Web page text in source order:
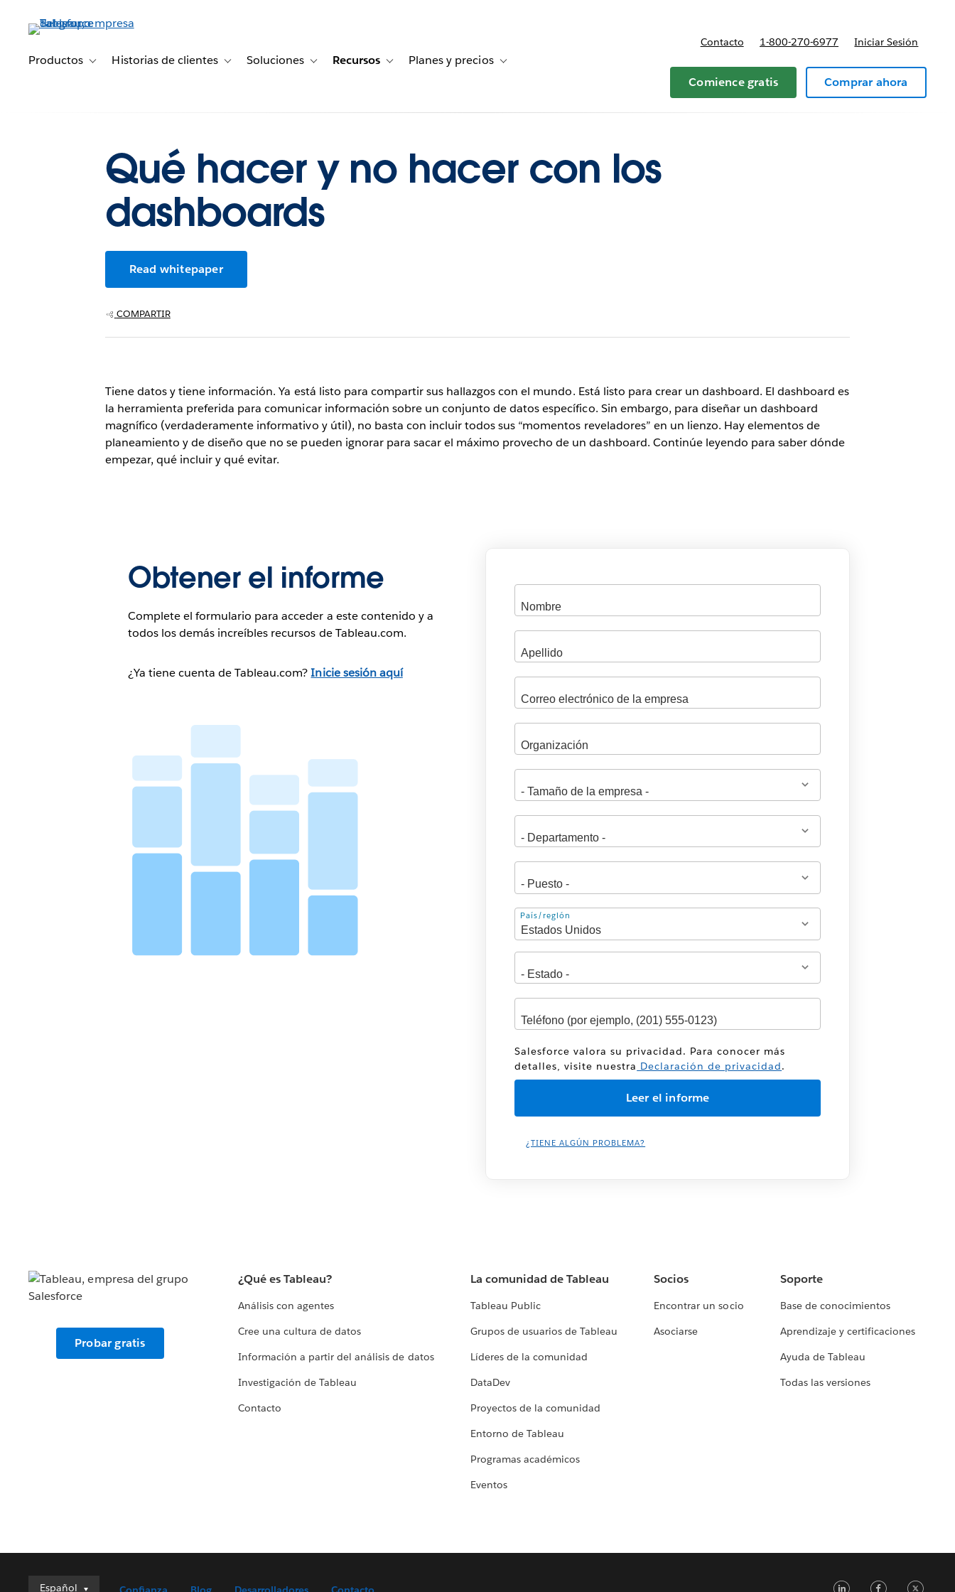
principalProductos Toggle sub-navigation for Productos
Historias de clientes Toggle sub-navigation for Historias de clientes
Soluciones Toggle sub-navigation for Soluciones
Recursos Toggle sub-navigation for Recursos
Planes y precios Toggle sub-navigation for Planes y precios
Contacto 1-800-270-6977 Iniciar Sesión
Comience gratis Comprar ahora
Qué hacer y no hacer con los
dashboards
Read whitepaper
COMPARTIR
Tiene datos y tiene información. Ya está listo para compartir sus hallazgos con el mundo. Está listo para crear un dashboard. El dashboard es
la herramienta preferida para comunicar información sobre un conjunto de datos específico. Sin embargo, para diseñar un dashboard
magnífico (verdaderamente informativo y útil), no basta con incluir todos sus “momentos reveladores” en un lienzo. Hay elementos de
planeamiento y de diseño que no se pueden ignorar para sacar el máximo provecho de un dashboard. Continúe leyendo para saber dónde
empezar, qué incluir y qué evitar.
Obtener el informe
Complete el formulario para acceder a este contenido y a
todos los demás increíbles recursos de Tableau.com.
¿Ya tiene cuenta de Tableau.com?Inicie sesión aquí
Dirección
País/región
Salesforce valora su privacidad. Para conocer más
detalles, visite nuestra Declaración de privacidad.
¿TIENE ALGÚN PROBLEMA?
Probar gratis
¿Qué es Tableau?
Análisis con agentes
Cree una cultura de datos
Información a partir del análisis de datos
Investigación de Tableau
Contacto
La comunidad de Tableau
Tableau Public
Grupos de usuarios de Tableau
Líderes de la comunidad
DataDev
Proyectos de la comunidad
Entorno de Tableau
Programas académicos
Eventos
Socios
Encontrar un socio
Asociarse
Soporte
Base de conocimientos
Aprendizaje y certificaciones
Ayuda de Tableau
Todas las versiones
Español
Español LinkedIn